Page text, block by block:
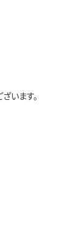
います。